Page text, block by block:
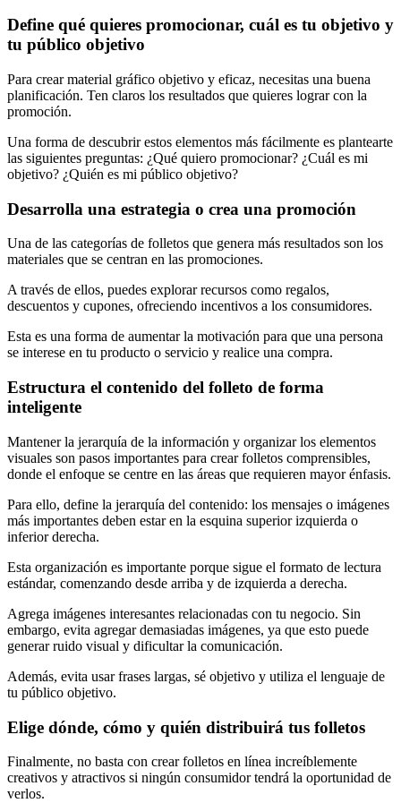
Define qué quieres promocionar, cuál es tu objetivo y
tu público objetivo
Para crear material gráfico objetivo y eficaz, necesitas una buena
planificación. Ten claros los resultados que quieres lograr con la
promoción.
Una forma de descubrir estos elementos más fácilmente es plantearte
las siguientes preguntas: ¿Qué quiero promocionar? ¿Cuál es mi
objetivo? ¿Quién es mi público objetivo?
Desarrolla una estrategia o crea una promoción
Una de las categorías de folletos que genera más resultados son los
materiales que se centran en las promociones.
A través de ellos, puedes explorar recursos como regalos,
descuentos y cupones, ofreciendo incentivos a los consumidores.
Esta es una forma de aumentar la motivación para que una persona
se interese en tu producto o servicio y realice una compra.
Estructura el contenido del folleto de forma
inteligente
Mantener la jerarquía de la información y organizar los elementos
visuales son pasos importantes para crear folletos comprensibles,
donde el enfoque se centre en las áreas que requieren mayor énfasis.
Para ello, define la jerarquía del contenido: los mensajes o imágenes
más importantes deben estar en la esquina superior izquierda o
inferior derecha.
Esta organización es importante porque sigue el formato de lectura
estándar, comenzando desde arriba y de izquierda a derecha.
Agrega imágenes interesantes relacionadas con tu negocio. Sin
embargo, evita agregar demasiadas imágenes, ya que esto puede
generar ruido visual y dificultar la comunicación.
Además, evita usar frases largas, sé objetivo y utiliza el lenguaje de
tu público objetivo.
Elige dónde, cómo y quién distribuirá tus folletos
Finalmente, no basta con crear folletos en línea increíblemente
creativos y atractivos si ningún consumidor tendrá la oportunidad de
verlos.